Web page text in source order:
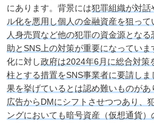
にあります。背景には犯罪組織が対話
ル化を悪用し個人の金融資産を狙っ
人身売買など他の犯罪の資金源とな
助とSNS上の対策が重要になっていま
化に対し政府は2024年6月に総合対策
柱とする措置をSNS事業者に要請し
果を挙げているとは認め難いものが
広告からDMにシフトさせつつあり、
ングにおいても暗号資産（仮想通貨